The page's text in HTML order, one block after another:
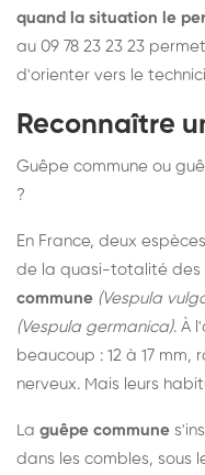
quand la situation le
au 09 78 23 23 23
d'orienter vers le
Reconnaître
Guêpe commune ou
?
En France, deux
de la quasi-totalité des
commune (Vespula
(Vespula germanica). À
beaucoup : 12 à 17 mm,
nerveux. Mais leurs
La guêpe commune
dans les combles, sous